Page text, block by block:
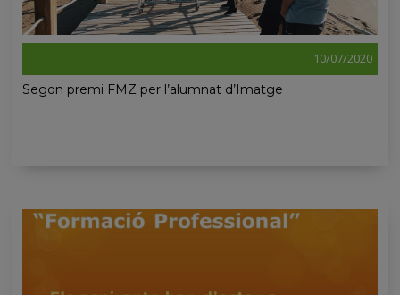
10/07/2020
Segon premi FMZ per l’alumnat d’Imatge